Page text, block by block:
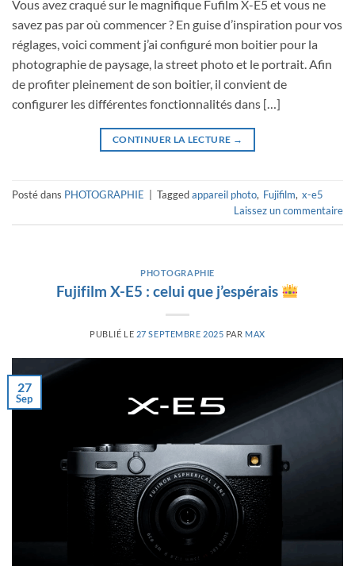
Vous avez craqué sur le magnifique Fufilm X-E5 et vous ne
savez pas par où commencer ? En guise d’inspiration pour vos
réglages, voici comment j’ai configuré mon boitier pour la
photographie de paysage, la street photo et le portrait. Afin
de profiter pleinement de son boitier, il convient de
configurer les différentes fonctionnalités dans […]
CONTINUER LA LECTURE →
Posté dans PHOTOGRAPHIE Taggedappareil photo, Fujifilm, x-e5
Laissez un commentaire
PHOTOGRAPHIE
Fujifilm X-E5 : celui que j’espérais
PUBLIÉ LE 27 SEPTEMBRE 2025 PAR MAX
27
Sep